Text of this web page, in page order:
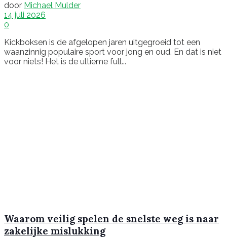
door Michael Mulder
14 juli 2026
0
Kickboksen is de afgelopen jaren uitgegroeid tot een
waanzinnig populaire sport voor jong en oud. En dat is niet
voor niets! Het is de ultieme full...
Waarom veilig spelen de snelste weg is naar
zakelijke mislukking